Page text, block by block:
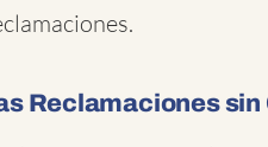
Reclamaciones sin